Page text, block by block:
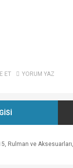
ET YORUM YAZ
Rulman ve